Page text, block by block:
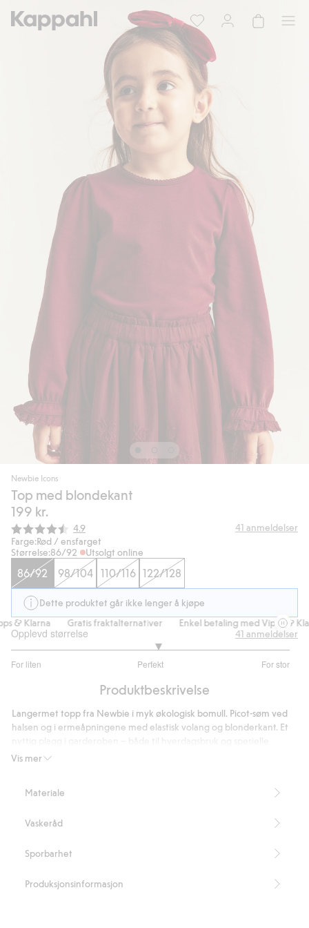
Newbie Icons
Top med blondekant
199 kr.
Gjennomsnittskarakter:
4.9 41 anmeldelser
Farge:Rød / ensfarget
Størrelse:86/92 Utsolgt online
86/92 98/104 110/116 122/128
Dette produktet går ikke lenger å kjøpe
& Klarna
Gratis fraktalternativer Enkel betaling med Vipps &
Opplevd størrelse
For liten Perfekt For stor
av
38
stemmer
41 anmeldelser
Produktbeskrivelse
Vis mer
Langermet topp fra Newbie i myk økologisk bomull. Picot-søm ved
halsen og i ermeåpningene med elastisk volang og blonderkant. Et
anledninger.
Organic cotton – GOTS
Materiale
Vaskeråd
Sporbarhet
Produksjonsinformasjon